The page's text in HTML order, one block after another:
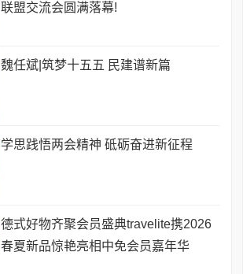
联盟交流会圆满落幕!
​魏任斌|筑梦十五五 民建谱新篇
学思践悟两会精神 砥砺奋进新征程
德式好物齐聚会员盛典travelite携2026
春夏新品惊艳亮相中免会员嘉年华